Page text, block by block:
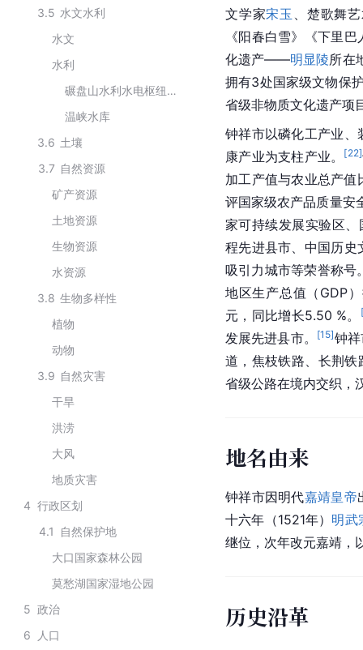
3.5 水文水利
水文
水利
碾盘山水利水电枢纽工程
温峡水库
3.6 土壤
3.7 自然资源
矿产资源
土地资源
生物资源
水资源
3.8 生物多样性
植物
动物
3.9 自然灾害
干旱
洪涝
大风
地质灾害
4 行政区划
4.1
自然保护地
大口国家森林公园
莫愁湖国家湿地公园
5 政治
6
人口
文学家宋玉
、楚歌舞
《阳春白雪》《下里
化遗产——明显陵所在
拥有3处国家级文物保
省级非物质文化遗产项
钟祥市以磷化工产业、
康产业为支柱产业。
[22]
加工产值与农业总产值
评国家级农产品质量安
家可持续发展实验区
程先进县市、中国历
吸引力城市等荣誉称号
地区生产总值（GDP
元，同比增长5.50 %。
[
发展先进县市。 [15]钟
道，焦枝铁路、长荆
省级公路在境内交织，
地名由来
钟祥市因明代嘉靖皇帝
十六年（1521年） 明武
继位，次年改元嘉靖 ，
历史沿革